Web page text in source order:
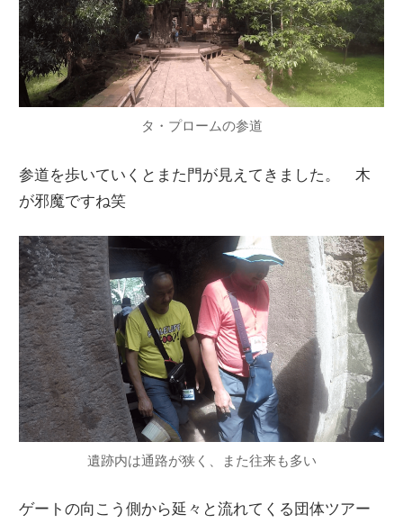
タ・プロームの参道
参道を歩いていくとまた門が見えてきました。 木
が邪魔ですね笑
遺跡内は通路が狭く、また往来も多い
ゲートの向こう側から延々と流れてくる団体ツアー